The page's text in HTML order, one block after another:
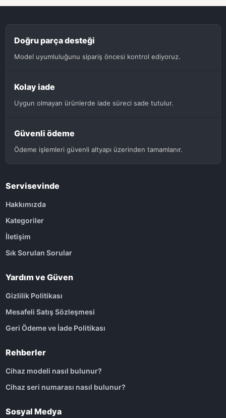
Doğru parça desteği
Model uyumluluğunu sipariş öncesi kontrol ediyoruz.
Kolay iade
Uygun olmayan ürünlerde iade süreci sade tutulur.
Güvenli ödeme
Ödeme işlemleri güvenli altyapı üzerinden tamamlanır.
Servisevinde
Hakkımızda
Kategoriler
İletişim
Sık Sorulan Sorular
Yardım ve Güven
Gizlilik Politikası
Mesafeli Satış Sözleşmesi
Geri Ödeme ve İade Politikası
Rehberler
Cihaz modeli nasıl bulunur?
Cihaz seri numarası nasıl bulunur?
Sosyal Medya